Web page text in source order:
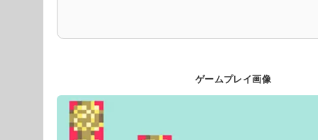
ゲームプレイ画像